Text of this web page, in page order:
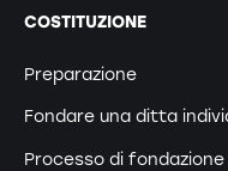
COSTITUZIONE
Preparazione
Fondare una ditta
Processo di fondazione